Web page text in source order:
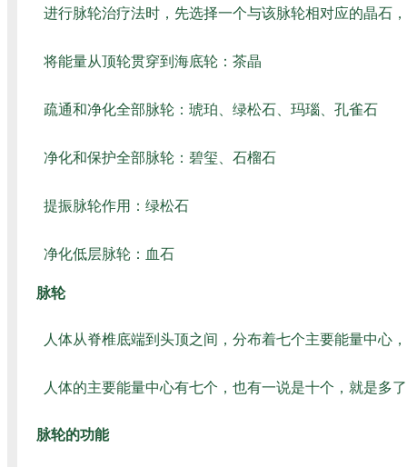
进行脉轮治疗法时，先选择一个与该脉轮相对应的晶石
将能量从顶轮贯穿到海底轮：茶晶
疏通和净化全部脉轮：琥珀、绿松石、玛瑙、孔雀石
净化和保护全部脉轮：碧玺、石榴石
提振脉轮作用：绿松石
净化低层脉轮：血石
脉轮
人体从脊椎底端到头顶之间，分布着七个主要能量中心
人体的主要能量中心有七个，也有一说是十个，就是多
脉轮的功能